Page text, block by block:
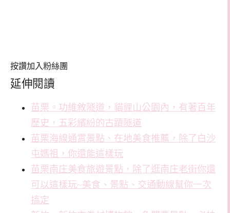
按讚加入粉絲團
延伸閱讀
苗栗。功維敘隧道，貓貍山公園內，有著百年
歷史，五彩繽紛的古蹟隧道
苗栗海線通霄景點、在地美食推薦，除了白沙
屯媽祖，你還能這樣玩
苗栗南庄美食旅遊景點，除了逛南庄老街你還
可以這樣玩~美食、景點、交通動線幫你一次
搞定